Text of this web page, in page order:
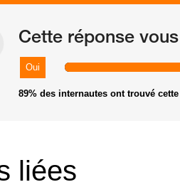
Cette réponse
Oui
89% des internautes ont trouvé
liées